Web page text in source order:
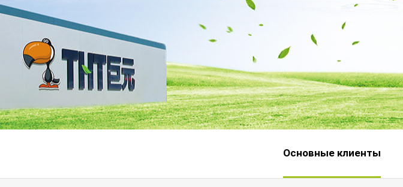
Основные клиенты